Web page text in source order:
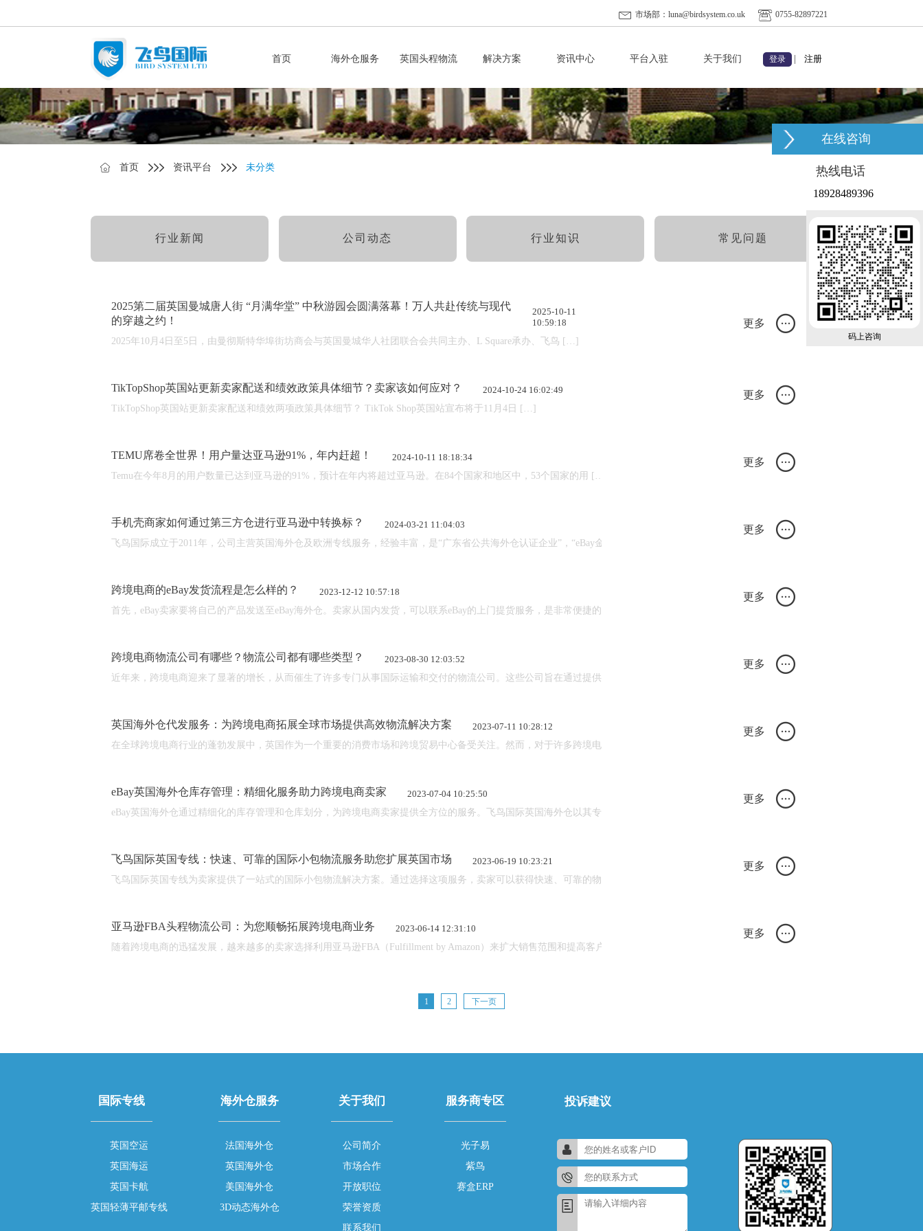
市场部：luna@birdsystem.co.uk 0755-82897221
首页 海外仓服务 英国头程物流 解决方案 资讯中心 平台入驻 关于我们 登录 注册
首页 资讯平台 未分类
行业新闻 公司动态 行业知识 常见问题
2025第二届英国曼城唐人街 “月满华堂” 中秋游园会圆满落幕！万人共赴传统与现代
的穿越之约！
2025-10-11
10:59:18
2025年10月4日至5日，由曼彻斯特华埠街坊商会与英国曼城华人社团联合会共同主办、L Square承办、飞鸟 […]
更多
TikTopShop英国站更新卖家配送和绩效政策具体细节？卖家该如何应对？
2024-10-24 16:02:49
TikTopShop英国站更新卖家配送和绩效两项政策具体细节？ TikTok Shop英国站宣布将于11月4日 […]
更多
TEMU席卷全世界！用户量达亚马逊91%，年内赶超！
2024-10-11 18:18:34
Temu在今年8月的用户数量已达到亚马逊的91%，预计在年内将超过亚马逊。在84个国家和地区中，53个国家的用 […]
更多
手机壳商家如何通过第三方仓进行亚马逊中转换标？
2024-03-21 11:04:03
飞鸟国际成立于2011年，公司主营英国海外仓及欧洲专线服务，经验丰富，是“广东省公共海外仓认证企业”，“eBay金牌认证对接仓企业”，“tiktok本地履约合作仓”，广东省守合同重信用
更多
跨境电商的eBay发货流程是怎么样的？
2023-12-12 10:57:18
首先，eBay卖家要将自己的产品发送至eBay海外仓。卖家从国内发货，可以联系eBay的上门提货服务，是非常便捷的。
更多
跨境电商物流公司有哪些？物流公司都有哪些类型？
2023-08-30 12:03:52
近年来，跨境电商迎来了显著的增长，从而催生了许多专门从事国际运输和交付的物流公司。这些公司旨在通过提供高效、具有成本效益且可靠的解决方案，弥合卖家与消费者之间的差距。
更多
英国海外仓代发服务：为跨境电商拓展全球市场提供高效物流解决方案
2023-07-11 10:28:12
在全球跨境电商行业的蓬勃发展中，英国作为一个重要的消费市场和跨境贸易中心备受关注。然而，对于许多跨境电商卖家来说，物流和仓储是运营过程中最具挑战性的环节之一。
更多
eBay英国海外仓库存管理：精细化服务助力跨境电商卖家
2023-07-04 10:25:50
eBay英国海外仓通过精细化的库存管理和仓库划分，为跨境电商卖家提供全方位的服务。飞鸟国际英国海外仓以其专业的一件代发服务、代贴单、代发货，中转仓储、亚马逊FBA退货换标等
更多
飞鸟国际英国专线：快速、可靠的国际小包物流服务助您扩展英国市场
2023-06-19 10:23:21
飞鸟国际英国专线为卖家提供了一站式的国际小包物流解决方案。通过选择这项服务，卖家可以获得快速、可靠的物流配送，满足买家对快速交付的需求。卖家可以专注于业务发展和客户服
更多
亚马逊FBA头程物流公司：为您顺畅拓展跨境电商业务
2023-06-14 12:31:10
随着跨境电商的迅猛发展，越来越多的卖家选择利用亚马逊FBA（Fulfillment by Amazon）来扩大销售范围和提高客户满意度。而在这个过程中，选择一家可靠的亚马逊FBA头程物流公司成为
更多
1 2 下一页
国际专线
英国空运
英国海运
英国卡航
英国轻薄平邮专线
海外仓服务
法国海外仓
英国海外仓
美国海外仓
3D动态海外仓
关于我们
公司简介
市场合作
开放职位
荣誉资质
联系我们
服务商专区
光子易
紫鸟
赛盒ERP
投诉建议
在线咨询
热线电话
18928489396
码上咨询